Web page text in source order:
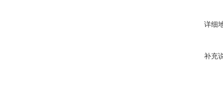
详细
补充